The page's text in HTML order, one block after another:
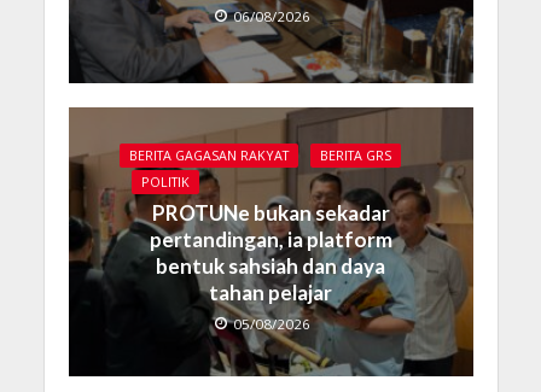
06/08/2026
BERITA GAGASAN RAKYAT
BERITA GRS
POLITIK
PROTUNe bukan sekadar
pertandingan, ia platform
bentuk sahsiah dan daya
tahan pelajar
05/08/2026